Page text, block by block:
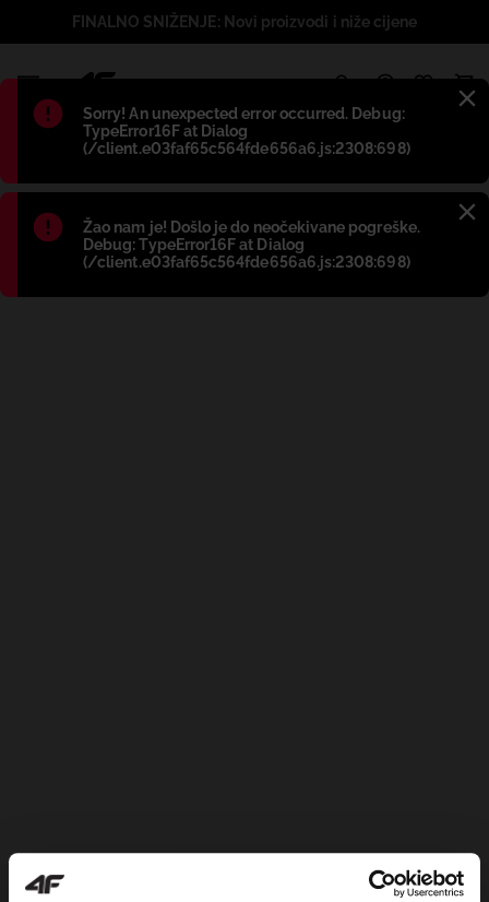
Błąd:
Sorry! An unexpected error occurred. Debug:
TypeError16F at Dialog
(/client.e03faf65c564fde656a6.js:2308:698)
Błąd:
Žao nam je! Došlo je do neočekivane pogreške.
Debug: TypeError16F at Dialog
(/client.e03faf65c564fde656a6.js:2308:698)
FINALNO SNIŽENJE: Novi proizvodi i niže cijene